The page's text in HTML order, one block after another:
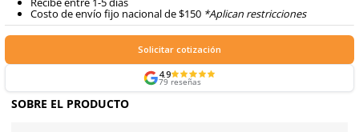
Talla 30 Últimas unidades $1375.47